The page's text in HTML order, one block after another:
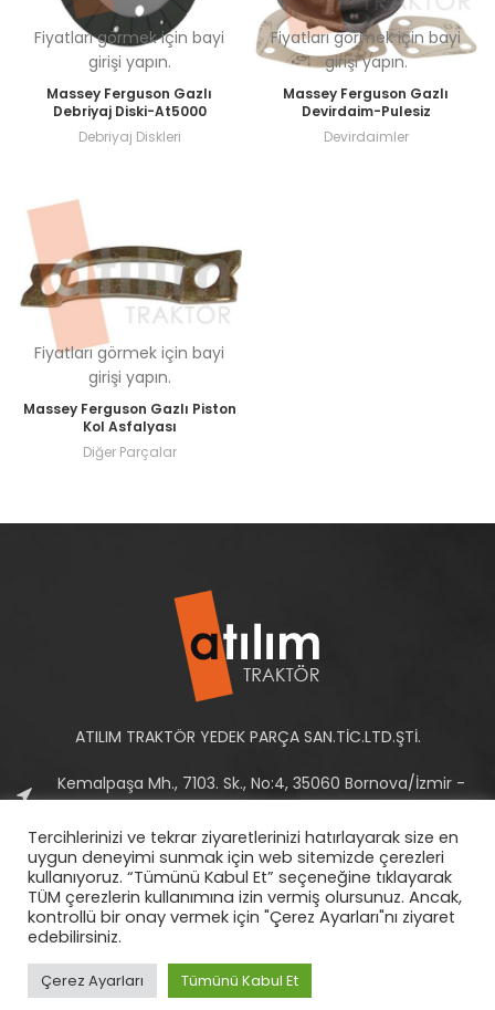
Fiyatları görmek için bayi
girişi yapın.
Massey Ferguson Gazlı
Debriyaj Diski-At5000
Debriyaj Diskleri
Fiyatları görmek için bayi
girişi yapın.
Massey Ferguson Gazlı
Devirdaim-Pulesiz
Devirdaimler
Fiyatları görmek için bayi
girişi yapın.
Massey Ferguson Gazlı Piston
Kol Asfalyası
Diğer Parçalar
ATILIM TRAKTÖR YEDEK PARÇA SAN.TİC.LTD.ŞTİ.
Kemalpaşa Mh., 7103. Sk., No:4, 35060 Bornova/İzmir -
Tel: +90 232 458 10 93-94
E-Posta:info@atilimtraktor.com.tr
2022Atılım Traktör|Gizlilik Politikası
Tercihlerinizi ve tekrar ziyaretlerinizi hatırlayarak size en
uygun deneyimi sunmak için web sitemizde çerezleri
kullanıyoruz. “Tümünü Kabul Et” seçeneğine tıklayarak
TÜM çerezlerin kullanımına izin vermiş olursunuz. Ancak,
kontrollü bir onay vermek için "Çerez Ayarları"nı ziyaret
edebilirsiniz.
Çerez Ayarları Tümünü Kabul Et